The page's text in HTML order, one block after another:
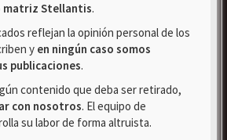
matriz Stellantis.
reflejan la opinión personal de los
y en ningún caso somos
publicaciones.
contenido que deba ser retirado,
con nosotros. El equipo de
su labor de forma altruista.